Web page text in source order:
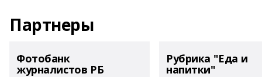
Партнеры
Фотобанк
журналистов РБ
Рубрика "Еда и
напитки"